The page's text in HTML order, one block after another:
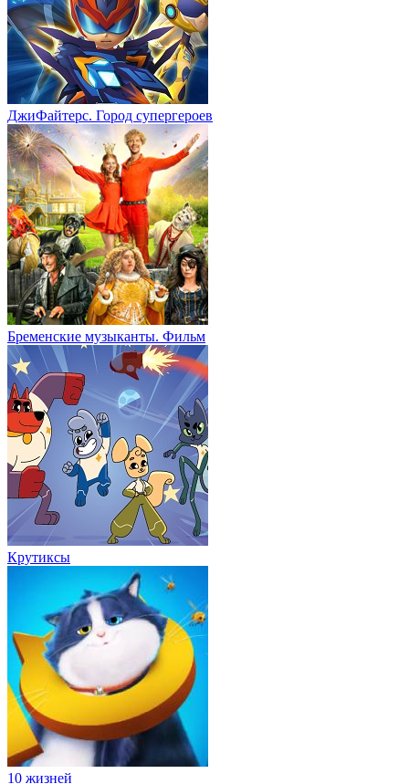
ДжиФайтерс. Город супергероев
Бременские музыканты. Фильм
Крутиксы
10 жизней